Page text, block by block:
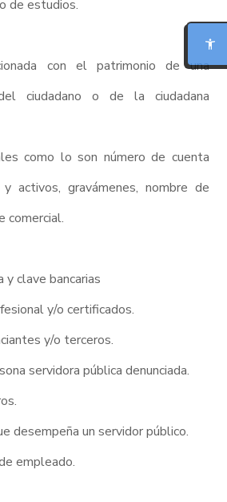
de estudios.
con el patrimonio de una
ciudadano o de la ciudadana
como lo son número de cuenta
y activos, gravámenes, nombre de
comercial.
y clave bancarias
y/o certificados.
y/o terceros.
servidora pública denunciada.
desempeña un servidor público.
empleado.
BIONIC READING
INTERFAZ CALMA
RESUMIR ESTA PÁGINA